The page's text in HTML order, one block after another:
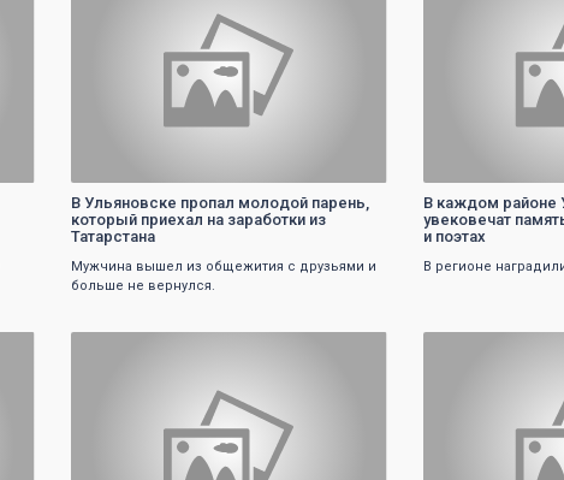
В Ульяновске пропал молодой парень,
который приехал на заработки из
Татарстана
Мужчина вышел из общежития с друзьями и
больше не вернулся.
В каждом районе
увековечат
и поэтах
В регионе